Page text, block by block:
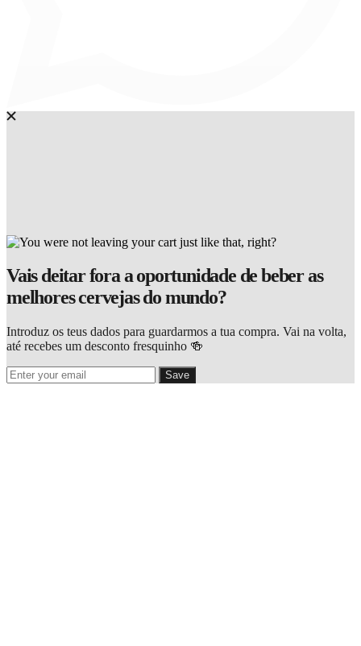
Vais deitar fora a oportunidade de beber as
melhores cervejas do mundo?
Introduz os teus dados para guardarmos a tua compra. Vai na volta,
até recebes um desconto fresquinho 🍻
Save